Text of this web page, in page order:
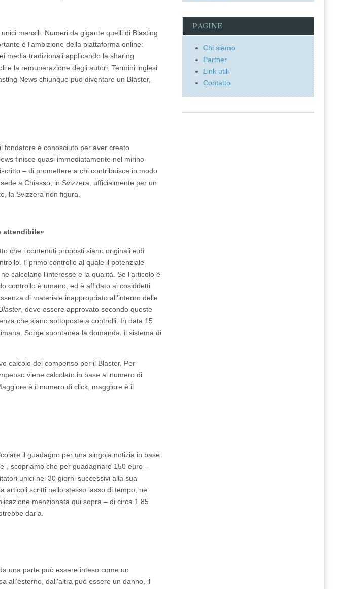
mensili. Numeri da gigante quelli di Blasting
è l’ambizione della piattaforma online:
media tradizionali applicando la sharing
e la remunerazione degli autori. Termini inglesi
News chiunque può diventare un Blaster,
fondatore è conosciuto per aver creato
finisce quasi immediatamente nel mirino
– di promettere a chi contribuisce in modo
a Chiasso, in Svizzera, ufficialmente per un
la Svizzera non figura.
attendibile»
che i contenuti proposti siano originali e di
Il primo controllo al quale il potenziale
calcolano l’interesse e la qualità. Se l’articolo è
controllo è umano, ed è affidato ai cosiddetti
di materiale inappropriato all’interno delle
, deve essere approvato secondo queste
che siano sottoposte a controlli. In data 15
Sorge spontanea la domanda: il sistema di
calcolo del compenso per il Blaster. Per
viene calcolato in base al numero di
è il numero di click, maggiore è il
il guadagno per una singola notizia in base
scopriamo che per guadagnare 150 euro –
unici nei 30 giorni successivi alla sua
articoli scritti nello stesso lasso di tempo, ne
menzionata qui sopra – di circa 1.85
darla.
una parte può essere inteso come un
all’esterno, dall’altra può essere un danno, il
PAGINE
Chi siamo
Partner
Link utili
Contatto